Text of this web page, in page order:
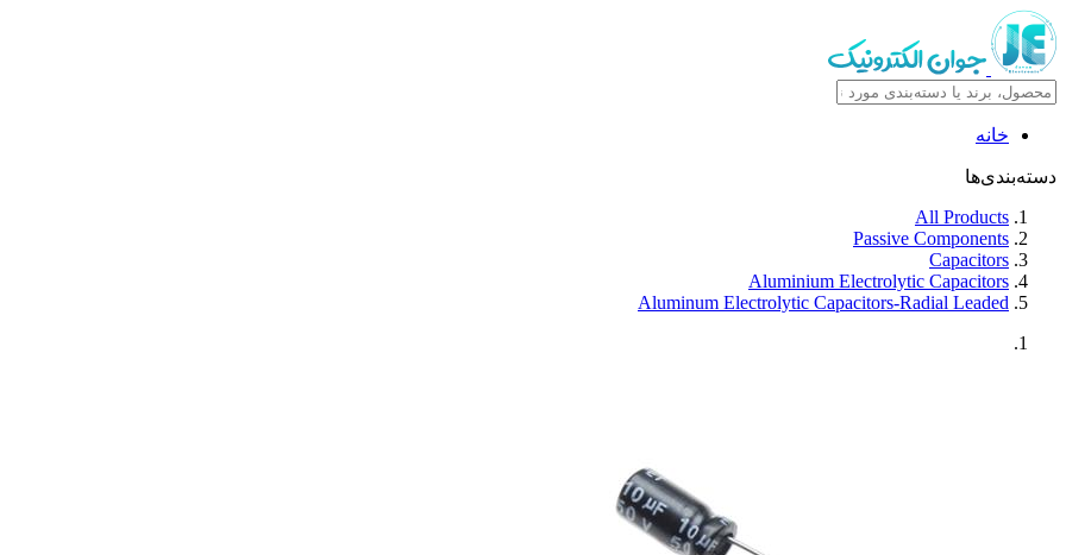
خانه
دسته‌بندی‌ها
All Products
Passive Components
Capacitors
Aluminium Electrolytic Capacitors
Aluminum Electrolytic Capacitors-Radial Leaded